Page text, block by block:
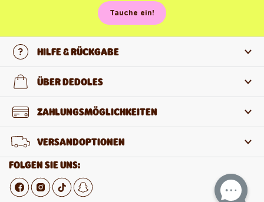
Tauche ein!
HILFE & RÜCKGABE
Kontaktiere uns
Rückgabe und Reklamation
Widerruf des Vertrags
ÜBER DEDOLES
Über uns
Großhandel
ZAHLUNGSMÖGLICHKEITEN
VERSANDOPTIONEN
FOLGEN SIE UNS: